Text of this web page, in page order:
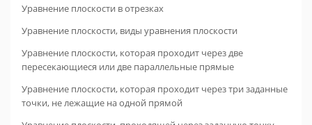
Уравнение плоскости в отрезках
Уравнение плоскости, виды уравнения плоскости
Уравнение плоскости, которая проходит через две
пересекающиеся или две параллельные прямые
Уравнение плоскости, которая проходит через три заданные
точки, не лежащие на одной прямой